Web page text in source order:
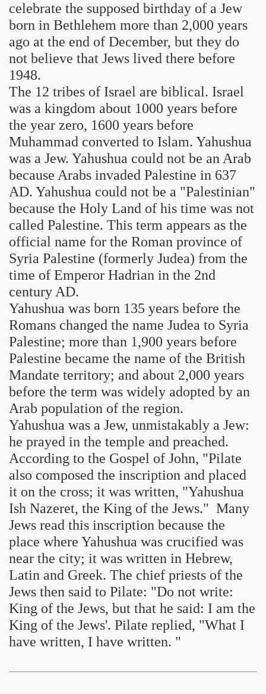
celebrate the supposed birthday of a Jew
born in Bethlehem more than 2,000 years
ago at the end of December, but they do
not believe that Jews lived there before
1948.
The 12 tribes of Israel are biblical. Israel
was a kingdom about 1000 years before
the year zero, 1600 years before
Muhammad converted to Islam. Yahushua
was a Jew. Yahushua could not be an Arab
because Arabs invaded Palestine in 637
AD. Yahushua could not be a "Palestinian"
because the Holy Land of his time was not
called Palestine. This term appears as the
official name for the Roman province of
Syria Palestine (formerly Judea) from the
time of Emperor Hadrian in the 2nd
century AD.
Yahushua was born 135 years before the
Romans changed the name Judea to Syria
Palestine; more than 1,900 years before
Palestine became the name of the British
Mandate territory; and about 2,000 years
before the term was widely adopted by an
Arab population of the region.
Yahushua was a Jew, unmistakably a Jew:
he prayed in the temple and preached.
According to the Gospel of John, "Pilate
also composed the inscription and placed
it on the cross; it was written, "Yahushua
Ish Nazeret, the King of the Jews." Many
Jews read this inscription because the
place where Yahushua was crucified was
near the city; it was written in Hebrew,
Latin and Greek. The chief priests of the
Jews then said to Pilate: "Do not write:
King of the Jews, but that he said: I am the
King of the Jews'. Pilate replied, "What I
have written, I have written. "